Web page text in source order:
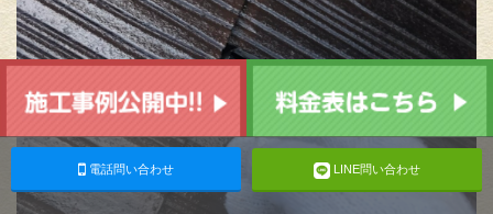
電話問い合わせ LINE問い合わせ